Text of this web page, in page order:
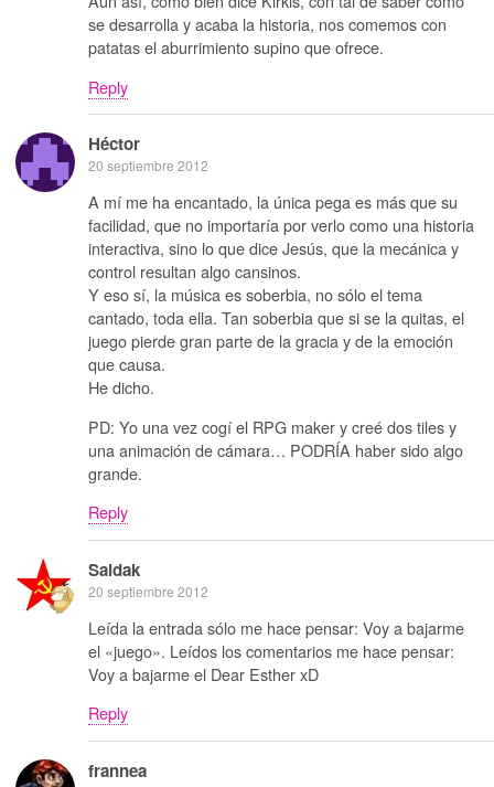
se desarrolla y acaba la historia, nos comemos con
patatas el aburrimiento supino que ofrece.
Reply
Héctor
20 septiembre 2012
A mí me ha encantado, la única pega es más que su
facilidad, que no importaría por verlo como una historia
interactiva, sino lo que dice Jesús, que la mecánica y
control resultan algo cansinos.
Y eso sí, la música es soberbia, no sólo el tema
cantado, toda ella. Tan soberbia que si se la quitas, el
juego pierde gran parte de la gracia y de la emoción
que causa.
He dicho.
PD: Yo una vez cogí el RPG maker y creé dos tiles y
una animación de cámara… PODRÍA haber sido algo
grande.
Reply
Saidak
20 septiembre 2012
Leída la entrada sólo me hace pensar: Voy a bajarme
el «juego». Leídos los comentarios me hace pensar:
Voy a bajarme el Dear Esther xD
Reply
frannea